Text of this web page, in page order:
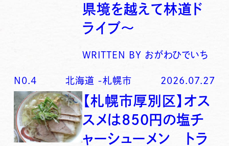
県境を越えて林道ド
ライブ〜
WRITTEN BY おがわひでいち
N0.4 北海道 -札幌市 2026.07.27
【札幌市厚別区】オス
スメは850円の塩チ
ャーシューメン トラ